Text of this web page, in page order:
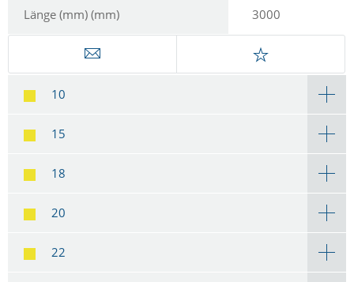
Länge (mm) (mm) 3000
10
15
18
20
22